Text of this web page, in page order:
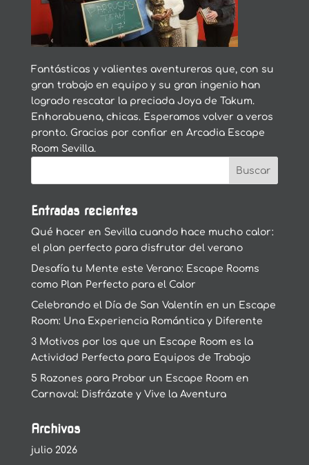
Fantásticas y valientes aventureras que, con su
gran trabajo en equipo y su gran ingenio han
logrado rescatar la preciada Joya de Takum.
Enhorabuena, chicas. Esperamos volver a veros
pronto. Gracias por confiar en Arcadia Escape
Room Sevilla.
Entradas recientes
Qué hacer en Sevilla cuando hace mucho calor:
el plan perfecto para disfrutar del verano
Desafía tu Mente este Verano: Escape Rooms
como Plan Perfecto para el Calor
Celebrando el Día de San Valentín en un Escape
Room: Una Experiencia Romántica y Diferente
3 Motivos por los que un Escape Room es la
Actividad Perfecta para Equipos de Trabajo
5 Razones para Probar un Escape Room en
Carnaval: Disfrázate y Vive la Aventura
Archivos
julio 2026